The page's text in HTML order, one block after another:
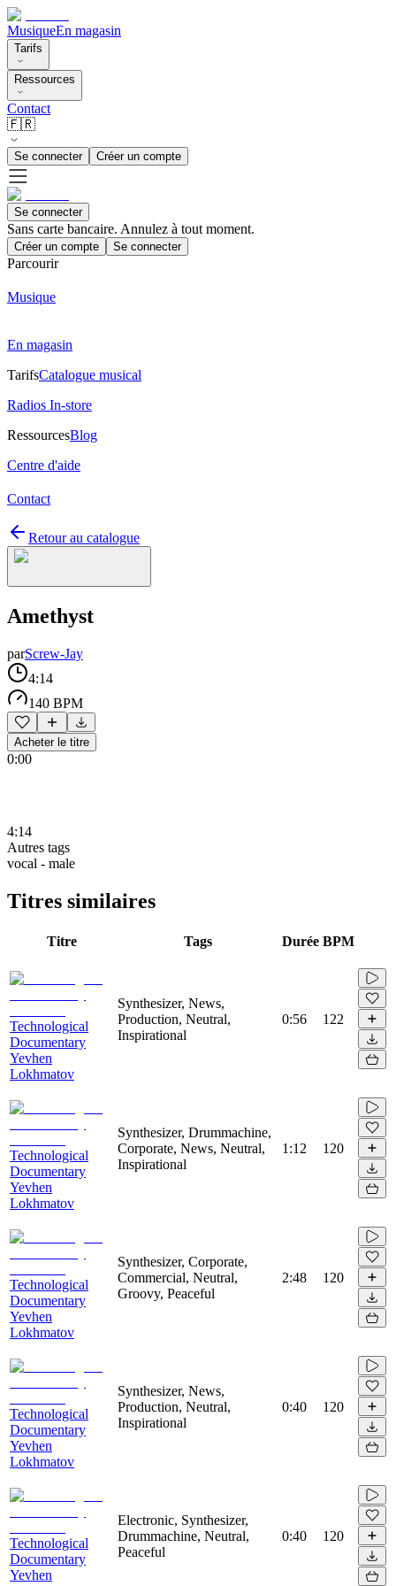
MusiqueEn magasin
Tarifs
Ressources
Contact
🇫🇷
Se connecter Créer un compte
Se connecter
Sans carte bancaire. Annulez à tout moment.
Créer un compte Se connecter
Parcourir
Musique
En magasin
TarifsCatalogue musical
Radios In-store
RessourcesBlog
Centre d'aide
Contact
Retour au catalogue
Amethyst
parScrew-Jay
4:14
140 BPM
Acheter le titre
0:00
4:14
Autres tags
vocal - male
Titres similaires
Titre Tags Durée BPM
Technological
Documentary
Yevhen
Lokhmatov
Synthesizer, News,
Production, Neutral,
Inspirational
0:56 122
Technological
Documentary
Yevhen
Lokhmatov
Synthesizer, Drummachine,
Corporate, News, Neutral,
Inspirational
1:12 120
Technological
Documentary
Yevhen
Lokhmatov
Synthesizer, Corporate,
Commercial, Neutral,
Groovy, Peaceful
2:48 120
Technological
Documentary
Yevhen
Lokhmatov
Synthesizer, News,
Production, Neutral,
Inspirational
0:40 120
Technological
Documentary
Yevhen
Electronic, Synthesizer,
Drummachine, Neutral,
Peaceful
0:40 120